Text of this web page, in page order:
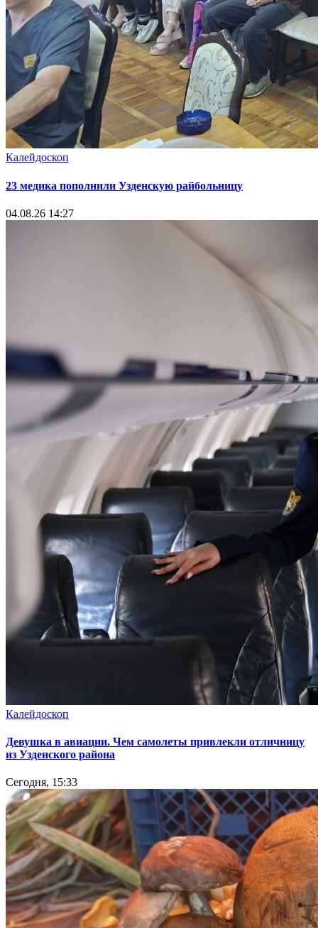
Калейдоскоп
23 медика пополнили Узденскую райбольницу
04.08.26 14:27
Калейдоскоп
Девушка в авиации. Чем самолеты привлекли отличницу
из Узденского района
Сегодня, 15:33